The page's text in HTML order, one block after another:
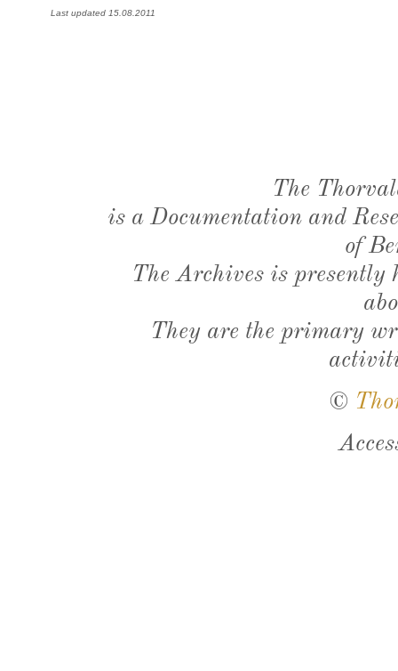
Last updated 15.08.2011
The
is a Documentation and
of
The Archives is presently
They are the primary
©